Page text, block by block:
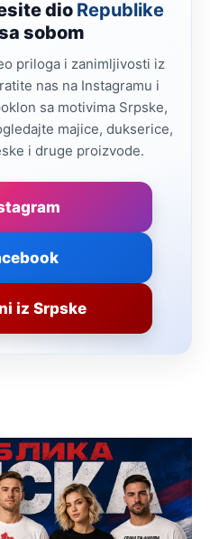
dio Republike
sobom
priloga i zanimljivosti iz
nas na Instagramu i
sa motivima Srpske,
majice, dukserice,
i druge proizvode.
iz Srpske